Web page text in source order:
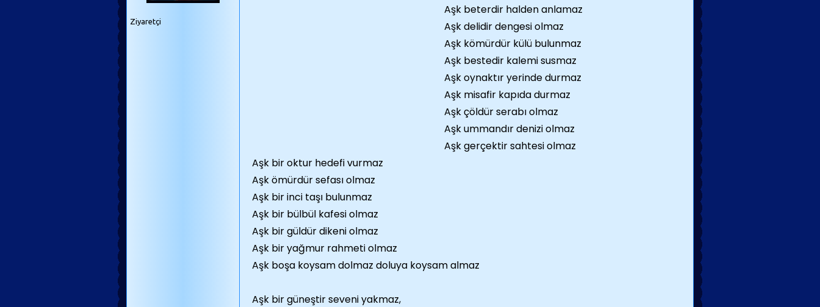
Ziyaretçi
Aşk beterdir halden anlamaz
Aşk delidir dengesi olmaz
Aşk kömürdür külü bulunmaz
Aşk bestedir kalemi susmaz
Aşk oynaktır yerinde durmaz
Aşk misafir kapıda durmaz
Aşk çöldür serabı olmaz
Aşk ummandır denizi olmaz
Aşk gerçektir sahtesi olmaz
Aşk bir oktur hedefi vurmaz
Aşk ömürdür sefası olmaz
Aşk bir inci taşı bulunmaz
Aşk bir bülbül kafesi olmaz
Aşk bir güldür dikeni olmaz
Aşk bir yağmur rahmeti olmaz
Aşk boşa koysam dolmaz doluya koysam almaz
Aşk bir güneştir seveni yakmaz,